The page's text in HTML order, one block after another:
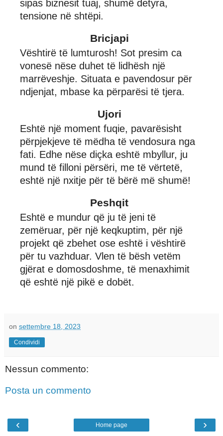
sipas biznesit tuaj, shumë detyra,
tensione në shtëpi.
Bricjapi
Vështirë të lumturosh! Sot presim ca
vonesë nëse duhet të lidhësh një
marrëveshje. Situata e pavendosur për
ndjenjat, mbase ka përparësi të tjera.
Ujori
Eshtë një moment fuqie, pavarësisht
përpjekjeve të mëdha të vendosura nga
fati. Edhe nëse diçka eshtë mbyllur, ju
mund të filloni përsëri, me të vërtetë,
eshtë një nxitje për të bërë më shumë!
Peshqit
Eshtë e mundur që ju të jeni të
zemëruar, për një keqkuptim, për një
projekt që zbehet ose eshtë i vështirë
për tu vazhduar. Vlen të bësh vetëm
gjërat e domosdoshme, të menaxhimit
që eshtë një pikë e dobët.
on settembre 18, 2023
Condividi
Nessun commento:
Posta un commento
‹ ›
Home page